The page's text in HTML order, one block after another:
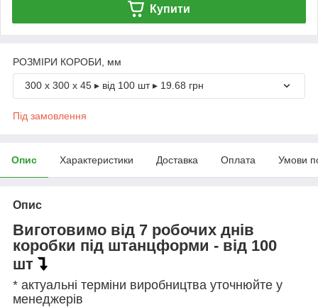
Купити
РОЗМІРИ КОРОБИ, мм
300 х 300 х 45 ▸ від 100 шт ▸ 19.68 грн
Під замовлення
Опис Характеристики Доставка Оплата Умови
Опис
Виготовимо від 7 робочих днів
коробки під штанцформи - від 100
шт
* актуальні терміни виробництва уточнюйте у
менеджерів